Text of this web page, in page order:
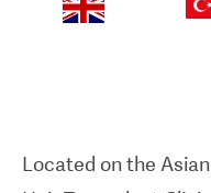
who oversees the
Located on the